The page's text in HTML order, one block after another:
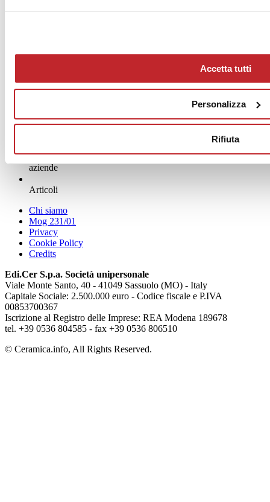
Accetta tutti
Personalizza
Rifiuta
News
aziende
Articoli
Chi siamo
Mog 231/01
Privacy
Cookie Policy
Credits
Edi.Cer S.p.a. Società unipersonale
Viale Monte Santo, 40 - 41049 Sassuolo (MO) - Italy
Capitale Sociale: 2.500.000 euro - Codice fiscale e P.IVA
00853700367
Iscrizione al Registro delle Imprese: REA Modena 189678
tel. +39 0536 804585 - fax +39 0536 806510
© Ceramica.info, All Rights Reserved.